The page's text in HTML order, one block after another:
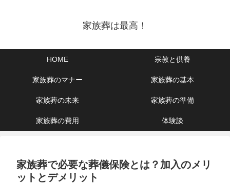
家族葬は最高！
HOME 宗教と供養
家族葬のマナー 家族葬の基本
家族葬の未来 家族葬の準備
家族葬の費用 体験談
家族葬で必要な葬儀保険とは？加入のメリ
ットとデメリット